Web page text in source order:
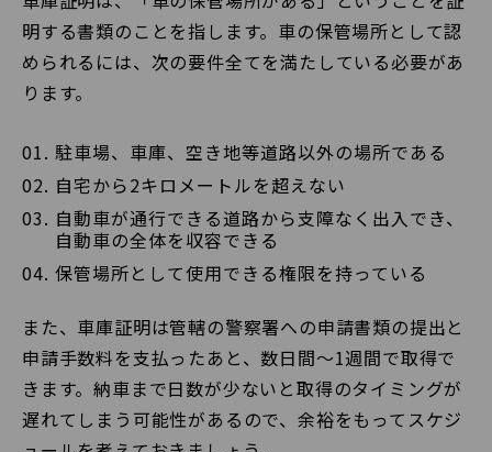
明する書類のことを指します。車の保管場所として認
められるには、次の要件全てを満たしている必要があ
ります。
駐車場、車庫、空き地等道路以外の場所である
自宅から2キロメートルを超えない
自動車が通行できる道路から支障なく出入でき、
自動車の全体を収容できる
保管場所として使用できる権限を持っている
また、車庫証明は管轄の警察署への申請書類の提出と
申請手数料を支払ったあと、数日間〜1週間で取得で
きます。納車まで日数が少ないと取得のタイミングが
遅れてしまう可能性があるので、余裕をもってスケジ